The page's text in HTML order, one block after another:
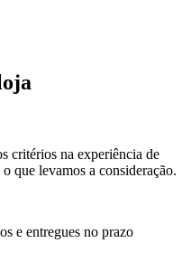
critérios na experiência de
que levamos a consideração.
e entregues no prazo